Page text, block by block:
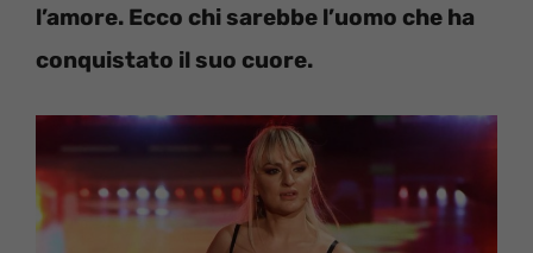
l’amore. Ecco chi sarebbe l’uomo che ha
conquistato il suo cuore.